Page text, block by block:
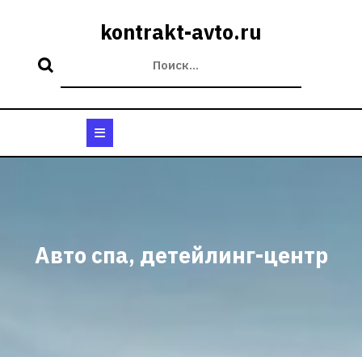
kontrakt-avto.ru
Авто спа, детейлинг-центр